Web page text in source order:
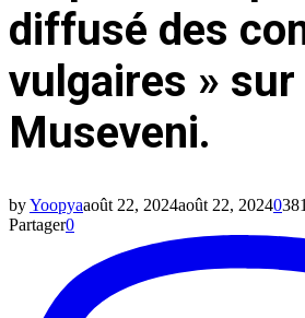
diffusé des
vulgaires » sur
Museveni.
byYoopyaaoût 22, 2024août 22, 20240381
Partager0